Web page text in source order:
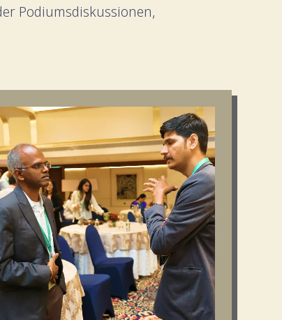
Podiumsdiskussionen,